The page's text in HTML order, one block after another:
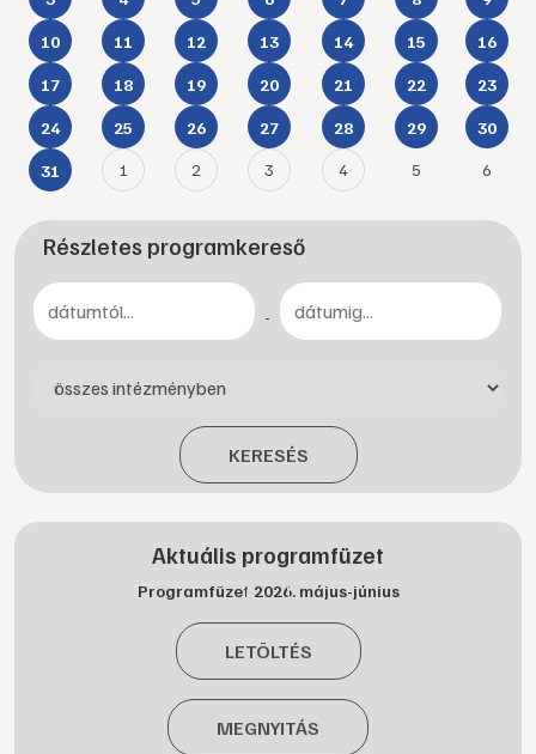
10 11 12 13 14 15 16
17 18 19 20 21 22 23
24 25 26 27 28 29 30
31 1 2 3 4 5 6
Részletes programkereső
-
KERESÉS
Aktuális programfüzet
Programfüzet 2026. május-június
LETÖLTÉS
MEGNYITÁS